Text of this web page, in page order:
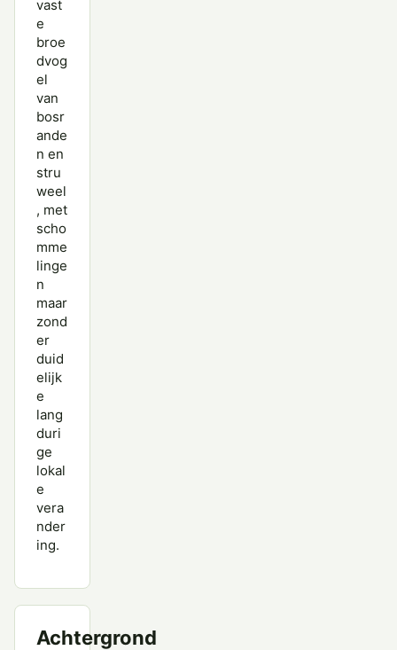
vast
e
broe
dvog
el
van
bosr
ande
n en
stru
weel
, met
scho
mme
linge
n
maar
zond
er
duid
elijk
e
lang
duri
ge
lokal
e
vera
nder
ing.
Achtergrond